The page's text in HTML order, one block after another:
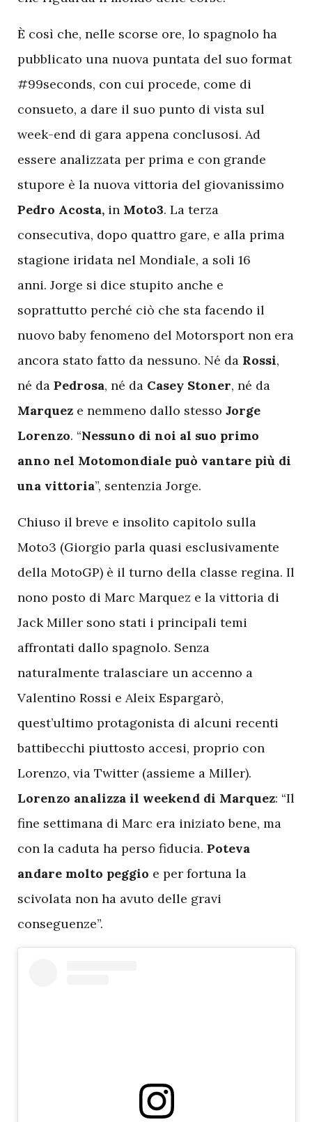
È così che, nelle scorse ore, lo spagnolo ha
pubblicato una nuova puntata del suo format
#99seconds, con cui procede, come di
consueto, a dare il suo punto di vista sul
week-end di gara appena conclusosi. Ad
essere analizzata per prima e con grande
stupore è la nuova vittoria del giovanissimo
Pedro Acosta, in Moto3. La terza
consecutiva, dopo quattro gare, e alla prima
stagione iridata nel Mondiale, a soli 16
anni. Jorge si dice stupito anche e
soprattutto perché ciò che sta facendo il
nuovo baby fenomeno del Motorsport non era
ancora stato fatto da nessuno. Né da Rossi,
né da Pedrosa, né da Casey Stoner, né da
Marquez e nemmeno dallo stesso Jorge
Lorenzo. “Nessuno di noi al suo primo
anno nel Motomondiale può vantare più di
una vittoria”, sentenzia Jorge.
Chiuso il breve e insolito capitolo sulla
Moto3 (Giorgio parla quasi esclusivamente
della MotoGP) è il turno della classe regina. Il
nono posto di Marc Marquez e la vittoria di
Jack Miller sono stati i principali temi
affrontati dallo spagnolo. Senza
naturalmente tralasciare un accenno a
Valentino Rossi e Aleix Espargarò,
quest’ultimo protagonista di alcuni recenti
battibecchi piuttosto accesi, proprio con
Lorenzo, via Twitter (assieme a Miller).
Lorenzo analizza il weekend di Marquez: “Il
fine settimana di Marc era iniziato bene, ma
con la caduta ha perso fiducia. Poteva
andare molto peggio e per fortuna la
scivolata non ha avuto delle gravi
conseguenze”.